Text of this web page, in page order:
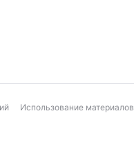
Использование материалов